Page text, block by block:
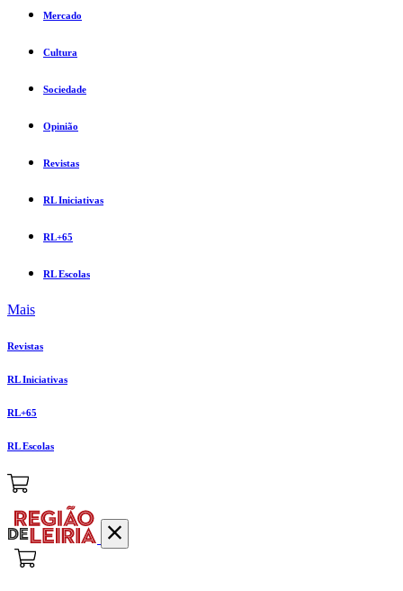
Mercado
Cultura
Sociedade
Opinião
Revistas
RL Iniciativas
RL+65
RL Escolas
Mais
Revistas
RL Iniciativas
RL+65
RL Escolas